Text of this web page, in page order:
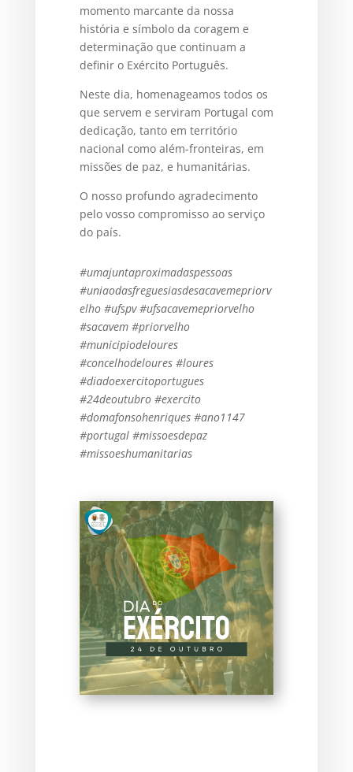
momento marcante da nossa
história e símbolo da coragem e
determinação que continuam a
definir o Exército Português.
Neste dia, homenageamos todos os
que servem e serviram Portugal com
dedicação, tanto em território
nacional como além-fronteiras, em
missões de paz, e humanitárias.
O nosso profundo agradecimento
pelo vosso compromisso ao serviço
do país.
#umajuntaproximadaspessoas
#uniaodasfreguesiasdesacavemepriorv
elho #ufspv #ufsacavemepriorvelho
#sacavem #priorvelho
#municipiodeloures
#concelhodeloures #loures
#diadoexercitoportugues
#24deoutubro #exercito
#domafonsohenriques #ano1147
#portugal #missoesdepaz
#missoeshumanitarias